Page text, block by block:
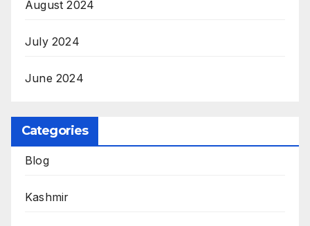
August 2024
July 2024
June 2024
Categories
Blog
Kashmir